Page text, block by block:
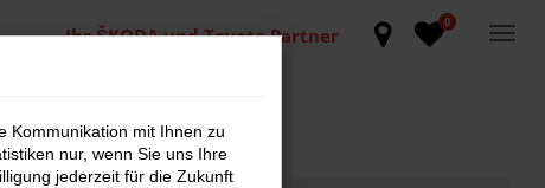
0
Ihr ŠKODA und Toyota Partner
Kommunikation mit Ihnen zu
nur, wenn Sie uns Ihre
jederzeit für die Zukunft